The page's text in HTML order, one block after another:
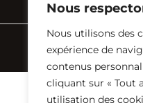
Nous
Nous utilisons des
expérience de
contenus
cliquant sur « Tout
utilisation des